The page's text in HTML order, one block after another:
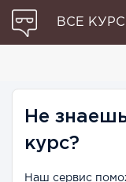
ВСЕ
Не
курс?
Наш сервис